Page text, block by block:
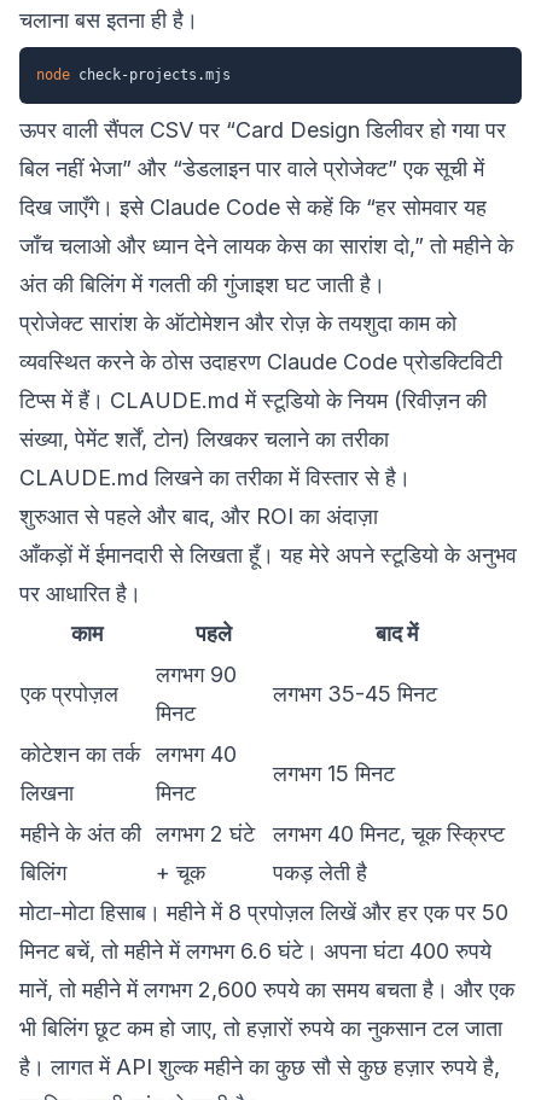
चलाना बस इतना ही है।
node
ऊपर वाली सैंपल CSV पर “Card Design डिलीवर हो गया पर
बिल नहीं भेजा” और “डेडलाइन पार वाले प्रोजेक्ट” एक सूची में
दिख जाएँगे। इसे Claude Code से कहें कि “हर सोमवार यह
जाँच चलाओ और ध्यान देने लायक केस का सारांश दो,” तो महीने के
अंत की बिलिंग में गलती की गुंजाइश घट जाती है।
प्रोजेक्ट सारांश के ऑटोमेशन और रोज़ के तयशुदा काम को
व्यवस्थित करने के ठोस उदाहरण Claude Code प्रोडक्टिविटी
टिप्समें हैं। CLAUDE.md में स्टूडियो के नियम (रिवीज़न की
संख्या, पेमेंट शर्तें, टोन) लिखकर चलाने का तरीका
CLAUDE.md लिखने का तरीकामें विस्तार से है।
शुरुआत से पहले और बाद, और ROI का अंदाज़ा
आँकड़ों में ईमानदारी से लिखता हूँ। यह मेरे अपने स्टूडियो के अनुभव
पर आधारित है।
काम
पहले बाद में
एक प्रपोज़ल
लगभग 90
मिनट
लगभग 35-45 मिनट
कोटेशन का तर्क
लिखना
लगभग 40
मिनट
लगभग 15 मिनट
महीने के अंत की
बिलिंग
लगभग 2 घंटे
+ चूक
लगभग 40 मिनट, चूक स्क्रिप्ट
पकड़ लेती है
मोटा-मोटा हिसाब। महीने में 8 प्रपोज़ल लिखें और हर एक पर 50
मिनट बचें, तो महीने में लगभग 6.6 घंटे। अपना घंटा 400 रुपये
मानें, तो महीने में लगभग 2,600 रुपये का समय बचता है। और एक
भी बिलिंग छूट कम हो जाए, तो हज़ारों रुपये का नुकसान टल जाता
है। लागत में API शुल्क महीने का कुछ सौ से कुछ हज़ार रुपये है,